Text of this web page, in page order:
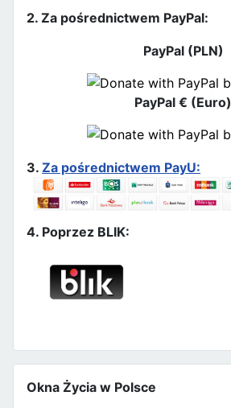
2. Za pośrednictwem PayPal:
PayPal (PLN)
PayPal € (Euro)
3. Za pośrednictwem PayU:
4. Poprzez BLIK:
Okna Życia w Polsce